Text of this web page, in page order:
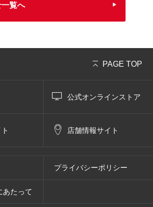
ひ
動アシスト自転車購入特典
ネットで注文、お店で受取り
覧へ
PAGE TOP
公式オンラインストア
店舗情報サイト
プライバシーポリシー
あたって